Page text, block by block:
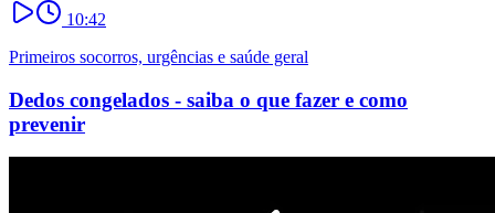
10:42
Primeiros socorros, urgências e saúde geral
Dedos congelados - saiba o que fazer e como
prevenir